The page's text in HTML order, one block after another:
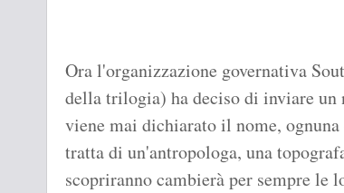
Ora l'organizzazione governativa
della trilogia) ha deciso di inviare un
viene mai dichiarato il nome,
tratta di un'antropologa, una
scopriranno cambierà per sempre le